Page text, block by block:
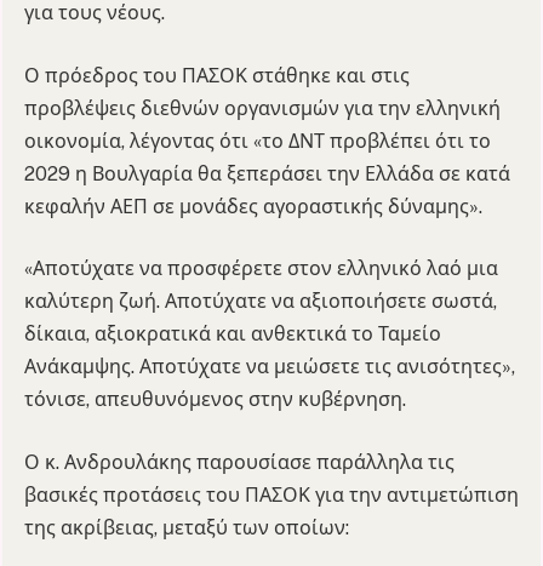
για τους νέους.
Ο πρόεδρος του ΠΑΣΟΚ στάθηκε και στις
προβλέψεις διεθνών οργανισμών για την ελληνική
οικονομία, λέγοντας ότι «το ΔΝΤ προβλέπει ότι το
2029 η Βουλγαρία θα ξεπεράσει την Ελλάδα σε κατά
κεφαλήν ΑΕΠ σε μονάδες αγοραστικής δύναμης».
«Αποτύχατε να προσφέρετε στον ελληνικό λαό μια
καλύτερη ζωή. Αποτύχατε να αξιοποιήσετε σωστά,
δίκαια, αξιοκρατικά και ανθεκτικά το Ταμείο
Ανάκαμψης. Αποτύχατε να μειώσετε τις ανισότητες»,
τόνισε, απευθυνόμενος στην κυβέρνηση.
Ο κ. Ανδρουλάκης παρουσίασε παράλληλα τις
βασικές προτάσεις του ΠΑΣΟΚ για την αντιμετώπιση
της ακρίβειας, μεταξύ των οποίων: